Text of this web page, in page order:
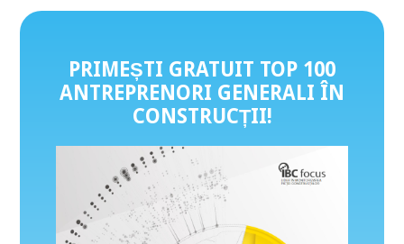
PRIMEȘTI GRATUIT TOP 100
ANTREPRENORI GENERALI ÎN
CONSTRUCȚII!